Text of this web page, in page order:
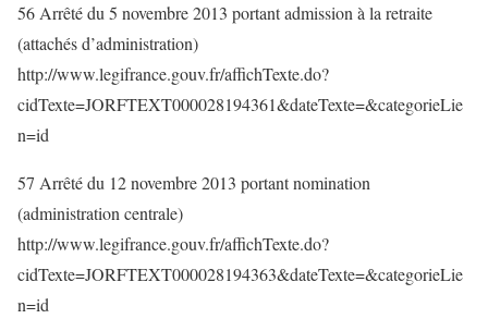
56 Arrêté du 5 novembre 2013 portant admission à la retraite
(attachés d’administration)
http://www.legifrance.gouv.fr/affichTexte.do?
cidTexte=JORFTEXT000028194361&dateTexte=&categorieLie
n=id
57 Arrêté du 12 novembre 2013 portant nomination
(administration centrale)
http://www.legifrance.gouv.fr/affichTexte.do?
cidTexte=JORFTEXT000028194363&dateTexte=&categorieLie
n=id